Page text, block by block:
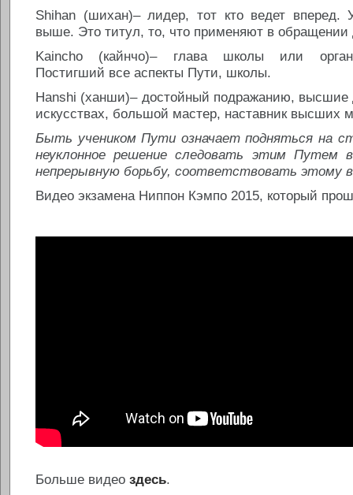
Shihan (шихан)– лидер, тот кто ведет
выше. Это титул, то, что применяют в обращении
Kaincho (кайнчо)– глава школы или
Постигший все аспекты Пути, школы.
Hanshi (ханши)– достойный подражанию, высшие
искусствах, большой мастер, наставник высших
Быть учеником Пути означает подняться на
неуклонное решение следовать этим Путем
непрерывную борьбу, соответствовать этому
Видео экзамена Ниппон Кэмпо 2015, который
Больше видео здесь.